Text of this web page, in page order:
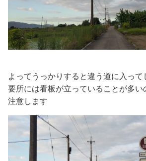
よってうっかりすると違う道に入っ
要所には看板が立っていることが多い
注意します